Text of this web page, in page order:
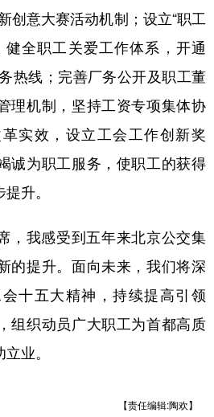
创意大赛活动机制；设立“职工
健全职工关爱工作体系，开通
热线；完善厂务公开及职工董
理机制，坚持工资专项集体协
实效，设立工会工作创新奖
诚为职工服务，使职工的获得
升。
我感受到五年来北京公交集
的提升。面向未来，我们将深
十五大精神，持续提高引领
组织动员广大职工为首都高质
业。
【责任编辑:陶欢】